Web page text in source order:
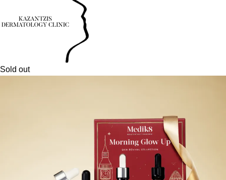
Sold out